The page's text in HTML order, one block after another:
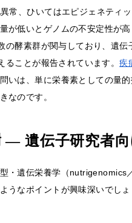
常、ひいてはエピジェネティ
が低いとゲノムの不安定性が
の酵素群が関与しており、遺
ることが報告されています。疾
いは、単に栄養素としての量
なのです。
— 遺伝子研究者
・遺伝栄養学（
うなポイントが興味深いでしょ